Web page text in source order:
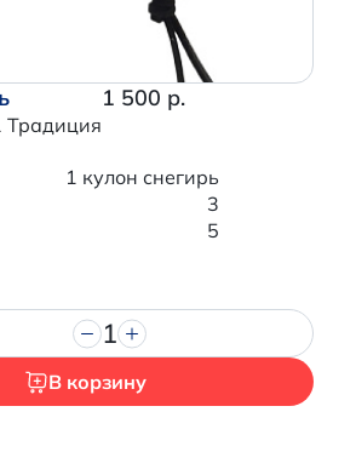
Традиция
1 500 р.
1 кулон снегирь
3
5
1
В корзину